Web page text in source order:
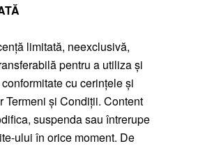
limitată, neexclusivă,
pentru a utiliza și
cu cerințele și
Termeni și Condiții. Content
suspenda sau întrerupe
ului în orice moment. De